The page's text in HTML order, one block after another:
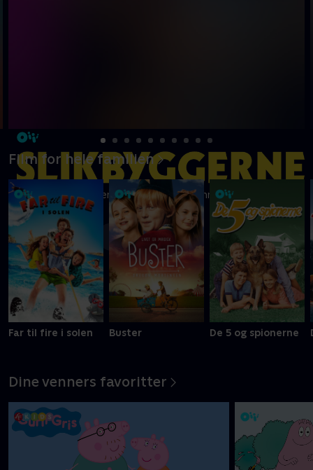
Ni kreative børn kæmper om at blive Danmarks vildeste
slikbygger
Mere info
Film for hele familien
Far til fire i solen Buster De 5 og spionerne
Dine venners favoritter